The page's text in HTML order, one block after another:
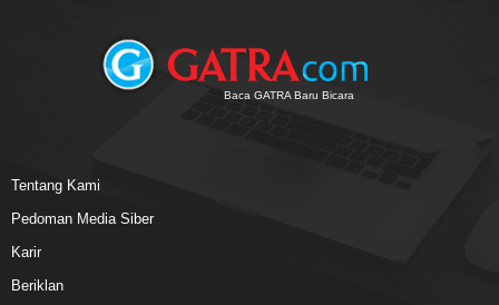
Baca GATRA Baru Bicara
Tentang Kami
Pedoman Media Siber
Karir
Beriklan